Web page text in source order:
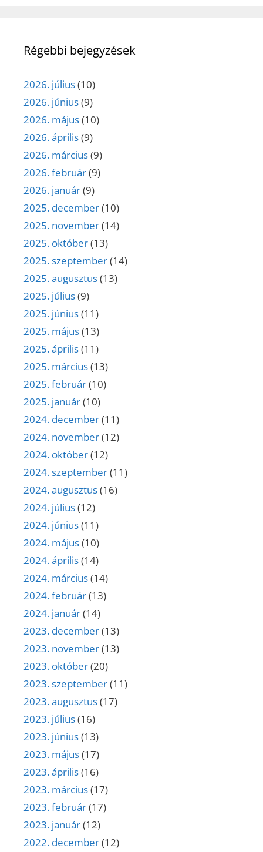
Régebbi bejegyzések
2026. július(10)
2026. június(9)
2026. május(10)
2026. április(9)
2026. március(9)
2026. február(9)
2026. január(9)
2025. december(10)
2025. november(14)
2025. október(13)
2025. szeptember(14)
2025. augusztus(13)
2025. július(9)
2025. június(11)
2025. május(13)
2025. április(11)
2025. március(13)
2025. február(10)
2025. január(10)
2024. december(11)
2024. november(12)
2024. október(12)
2024. szeptember(11)
2024. augusztus(16)
2024. július(12)
2024. június(11)
2024. május(10)
2024. április(14)
2024. március(14)
2024. február(13)
2024. január(14)
2023. december(13)
2023. november(13)
2023. október(20)
2023. szeptember(11)
2023. augusztus(17)
2023. július(16)
2023. június(13)
2023. május(17)
2023. április(16)
2023. március(17)
2023. február(17)
2023. január(12)
2022. december(12)